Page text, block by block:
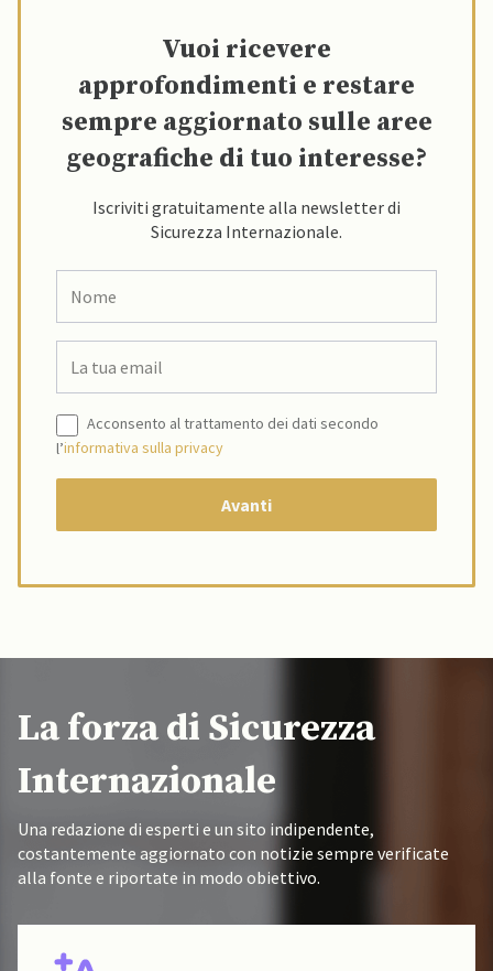
Vuoi ricevere
approfondimenti e restare
sempre aggiornato sulle aree
geografiche di tuo interesse?
Iscriviti gratuitamente alla newsletter di
Sicurezza Internazionale.
Acconsento al trattamento dei dati secondo
l’informativa sulla privacy
La forza di Sicurezza
Internazionale
Una redazione di esperti e un sito indipendente,
costantemente aggiornato con notizie sempre verificate
alla fonte e riportate in modo obiettivo.